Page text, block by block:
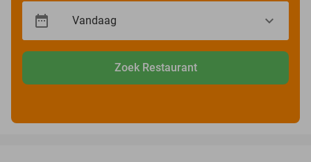
Zoek Restaurant